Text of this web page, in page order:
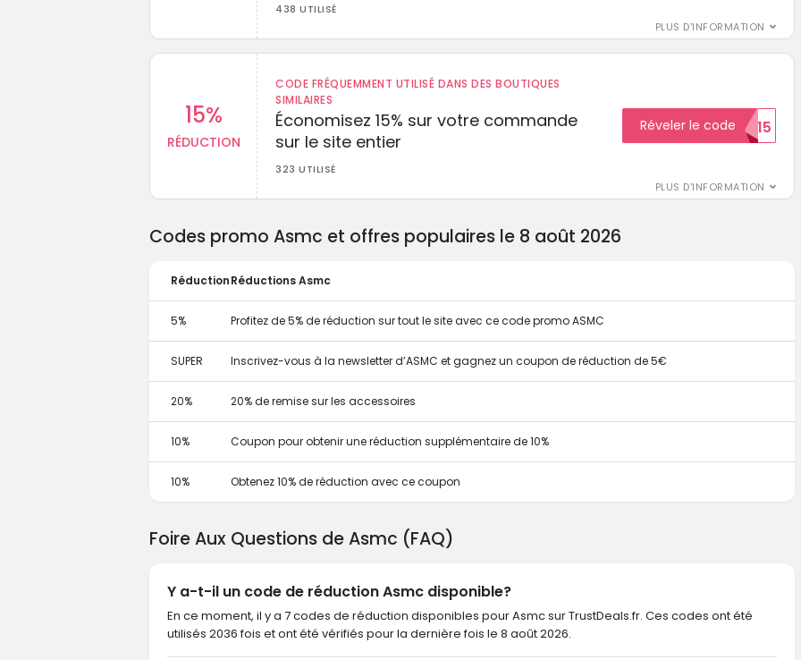
438 UTILISÉ
PLUS D'INFORMATION
15%
RÉDUCTION
CODE FRÉQUEMMENT UTILISÉ DANS DES BOUTIQUES
SIMILAIRES
Économisez 15% sur votre commande
sur le site entier
323 UTILISÉ
PLUS D'INFORMATION
Réveler le codeECON15
Codes promo Asmc et offres populaires le 8 août 2026
RéductionRéductions Asmc
5% Profitez de 5% de réduction sur tout le site avec ce code promo ASMC
SUPER Inscrivez-vous à la newsletter d’ASMC et gagnez un coupon de réduction de 5€
20% 20% de remise sur les accessoires
10% Coupon pour obtenir une réduction supplémentaire de 10%
10% Obtenez 10% de réduction avec ce coupon
Foire Aux Questions de Asmc (FAQ)
Y a-t-il un code de réduction Asmc disponible?
En ce moment, il y a 7 codes de réduction disponibles pour Asmc sur TrustDeals.fr. Ces codes ont été
utilisés 2036 fois et ont été vérifiés pour la dernière fois le 8 août 2026.